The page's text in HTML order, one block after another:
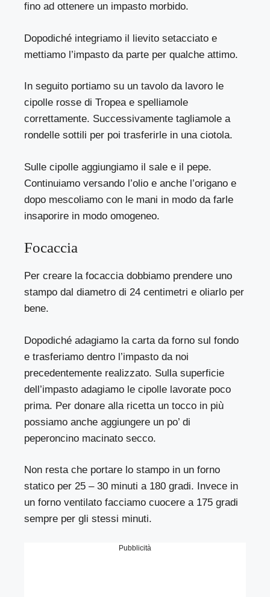
fino ad ottenere un impasto morbido.
Dopodiché integriamo il lievito setacciato e
mettiamo l’impasto da parte per qualche attimo.
In seguito portiamo su un tavolo da lavoro le
cipolle rosse di Tropea e spelliamole
correttamente. Successivamente tagliamole a
rondelle sottili per poi trasferirle in una ciotola.
Sulle cipolle aggiungiamo il sale e il pepe.
Continuiamo versando l’olio e anche l’origano e
dopo mescoliamo con le mani in modo da farle
insaporire in modo omogeneo.
Focaccia
Per creare la focaccia dobbiamo prendere uno
stampo dal diametro di 24 centimetri e oliarlo per
bene.
Dopodiché adagiamo la carta da forno sul fondo
e trasferiamo dentro l’impasto da noi
precedentemente realizzato. Sulla superficie
dell’impasto adagiamo le cipolle lavorate poco
prima. Per donare alla ricetta un tocco in più
possiamo anche aggiungere un po’ di
peperoncino macinato secco.
Non resta che portare lo stampo in un forno
statico per 25 – 30 minuti a 180 gradi. Invece in
un forno ventilato facciamo cuocere a 175 gradi
sempre per gli stessi minuti.
Pubblicità